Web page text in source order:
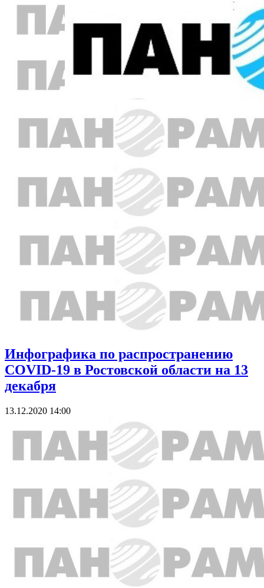
Инфографика по распространению
COVID-19 в Ростовской области на 13
декабря
13.12.2020 14:00